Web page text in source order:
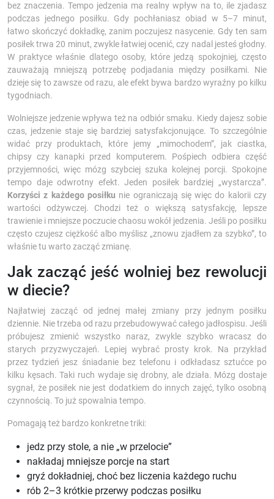
bez znaczenia. Tempo jedzenia ma realny wpływ na to, ile zjadasz
podczas jednego posiłku. Gdy pochłaniasz obiad w 5–7 minut,
łatwo skończyć dokładkę, zanim poczujesz nasycenie. Gdy ten sam
posiłek trwa 20 minut, zwykle łatwiej ocenić, czy nadal jesteś głodny.
W praktyce właśnie dlatego osoby, które jedzą spokojniej, często
zauważają mniejszą potrzebę podjadania między posiłkami. Nie
dzieje się to zawsze od razu, ale efekt bywa bardzo wyraźny po kilku
tygodniach.
Wolniejsze jedzenie wpływa też na odbiór smaku. Kiedy dajesz sobie
czas, jedzenie staje się bardziej satysfakcjonujące. To szczególnie
widać przy produktach, które jemy „mimochodem”, jak ciastka,
chipsy czy kanapki przed komputerem. Pośpiech odbiera część
przyjemności, więc mózg szybciej szuka kolejnej porcji. Spokojne
tempo daje odwrotny efekt. Jeden posiłek bardziej „wystarcza”.
Korzyści z każdego posiłku nie ograniczają się więc do kalorii czy
wartości odżywczej. Chodzi też o większą satysfakcję, lepsze
trawienie i mniejsze poczucie chaosu wokół jedzenia. Jeśli po posiłku
często czujesz ciężkość albo myślisz „znowu zjadłem za szybko”, to
właśnie tu warto zacząć zmianę.
Jak zacząć jeść wolniej bez rewolucji
w diecie?
Najłatwiej zacząć od jednej małej zmiany przy jednym posiłku
dziennie. Nie trzeba od razu przebudowywać całego jadłospisu. Jeśli
próbujesz zmienić wszystko naraz, zwykle szybko wracasz do
starych przyzwyczajeń. Lepiej wybrać prosty krok. Na przykład
przez tydzień jesz śniadanie bez telefonu i odkładasz sztućce po
kilku kęsach. Taki ruch wydaje się drobny, ale działa. Mózg dostaje
sygnał, że posiłek nie jest dodatkiem do innych zajęć, tylko osobną
czynnością. To już spowalnia tempo.
Pomagają też bardzo konkretne triki:
jedz przy stole, a nie „w przelocie”
nakładaj mniejsze porcje na start
gryź dokładniej, choć bez liczenia każdego ruchu
rób 2–3 krótkie przerwy podczas posiłku